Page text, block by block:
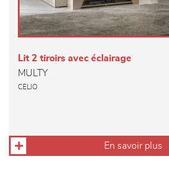
Lit 2 tiroirs avec éclairage
MULTY
CELIO
En savoir plus